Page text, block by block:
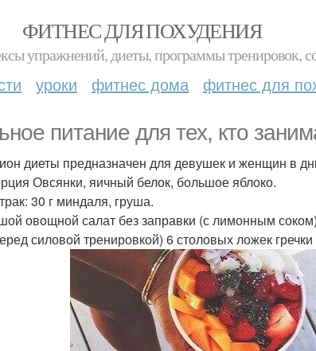
ФИТНЕС ДЛЯ ПОХУДЕНИЯ
упражнений, диеты, программы тренировок,
уроки фитнес дома фитнес для
питание для тех, кто
диеты предназначен для девушек и женщин в
Овсянки, яичный белок, большое яблоко.
30 г миндаля, груша.
овощной салат без заправки (с лимонным
силовой тренировкой) 6 столовых ложек